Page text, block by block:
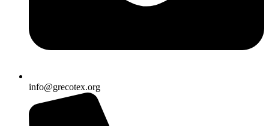
info@grecotex.org